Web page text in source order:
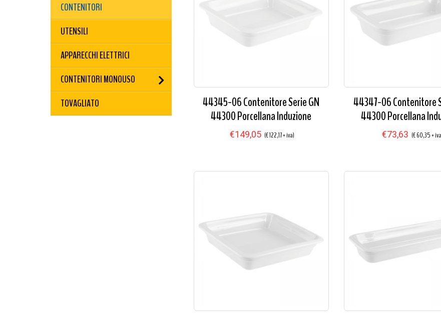
CONTENITORI
UTENSILI
APPARECCHI ELETTRICI
CONTENITORI MONOUSO
TOVAGLIATO
44345-06 Contenitore Serie GN
44300 Porcellana Induzione
€149,05 (€ 122,17 + iva)
44347-06 Contenitore
44300 Porcellana
€73,63 (€ 60,35 +